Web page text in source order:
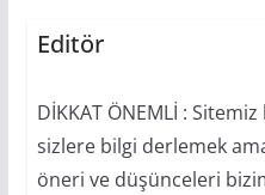
Editör
DİKKAT ÖNEMLİ :
sizlere bilgi derlemek
öneri ve düşünceleri